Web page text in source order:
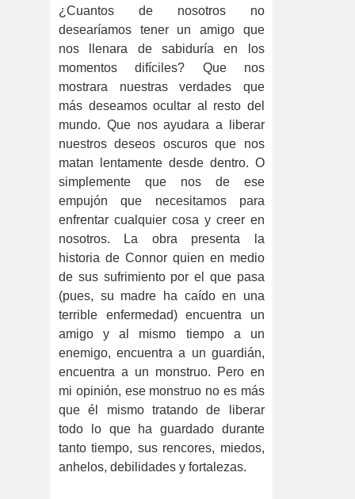
¿Cuantos de nosotros no
desearíamos tener un amigo que
nos llenara de sabiduría en los
momentos difíciles? Que nos
mostrara nuestras verdades que
más deseamos ocultar al resto del
mundo. Que nos ayudara a liberar
nuestros deseos oscuros que nos
matan lentamente desde dentro. O
simplemente que nos de ese
empujón que necesitamos para
enfrentar cualquier cosa y creer en
nosotros. La obra presenta la
historia de Connor quien en medio
de sus sufrimiento por el que pasa
(pues, su madre ha caído en una
terrible enfermedad) encuentra un
amigo y al mismo tiempo a un
enemigo, encuentra a un guardián,
encuentra a un monstruo. Pero en
mi opinión, ese monstruo no es más
que él mismo tratando de liberar
todo lo que ha guardado durante
tanto tiempo, sus rencores, miedos,
anhelos, debilidades y fortalezas.